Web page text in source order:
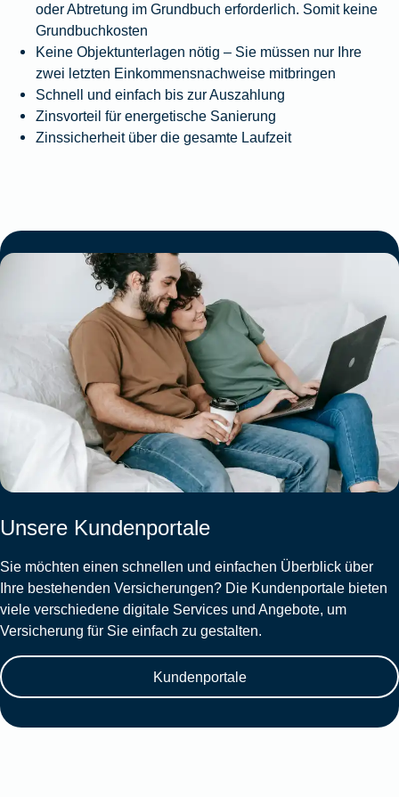
oder Abtretung im Grundbuch erforderlich. Somit keine
Grundbuchkosten
Keine Objektunterlagen nötig – Sie müssen nur Ihre
zwei letzten Einkommensnachweise mitbringen
Schnell und einfach bis zur Auszahlung
Zinsvorteil für energetische Sanierung
Zinssicherheit über die gesamte Laufzeit
Unsere Kundenportale
Sie möchten einen schnellen und einfachen Überblick über
Ihre bestehenden Versicherungen? Die Kundenportale bieten
viele verschiedene digitale Services und Angebote, um
Versicherung für Sie einfach zu gestalten.
Kundenportale